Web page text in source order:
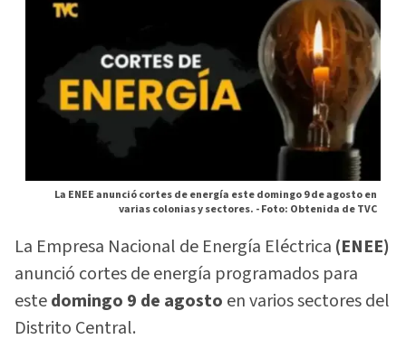
La ENEE anunció cortes de energía este domingo 9 de agosto en
varias colonias y sectores. -Foto: Obtenida de TVC
La Empresa Nacional de Energía Eléctrica (ENEE)
anunció cortes de energía programados para
estedomingo 9 de agosto en varios sectores del
Distrito Central.